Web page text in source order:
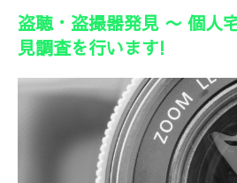
盗聴・盗撮器発見 〜 個人
見調査を行います!